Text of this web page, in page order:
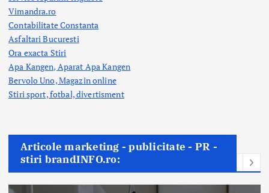
Vimandra.ro
Contabilitate Constanta
Asfaltari Bucuresti
Ora exacta Stiri
Apa Kangen, Aparat Apa Kangen
Bervolo Uno, Magazin online
Stiri sport, fotbal,divertisment
Articole marketing - publicitate - PR -
stiri brandINFO.ro: